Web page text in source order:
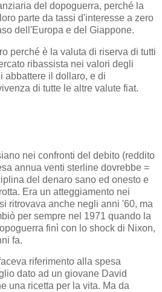
del dopoguerra, perché la
parte da tassi d'interesse a zero
dell'Europa e del Giappone.
perché è la valuta di riserva di tutti
ribassista nei valori degli
abbattere il dollaro, e di
di tutte le altre valute fiat.
nei confronti del debito (reddito
annua venti sterline dovrebbe =
del denaro sano ed onesto e
Era un atteggiamento nei
ritrovava anche negli anni '60, ma
per sempre nel 1971 quando la
finì con lo shock di Nixon,
fa.
riferimento alla spesa
dato ad un giovane David
una ricetta per la vita. Ma da